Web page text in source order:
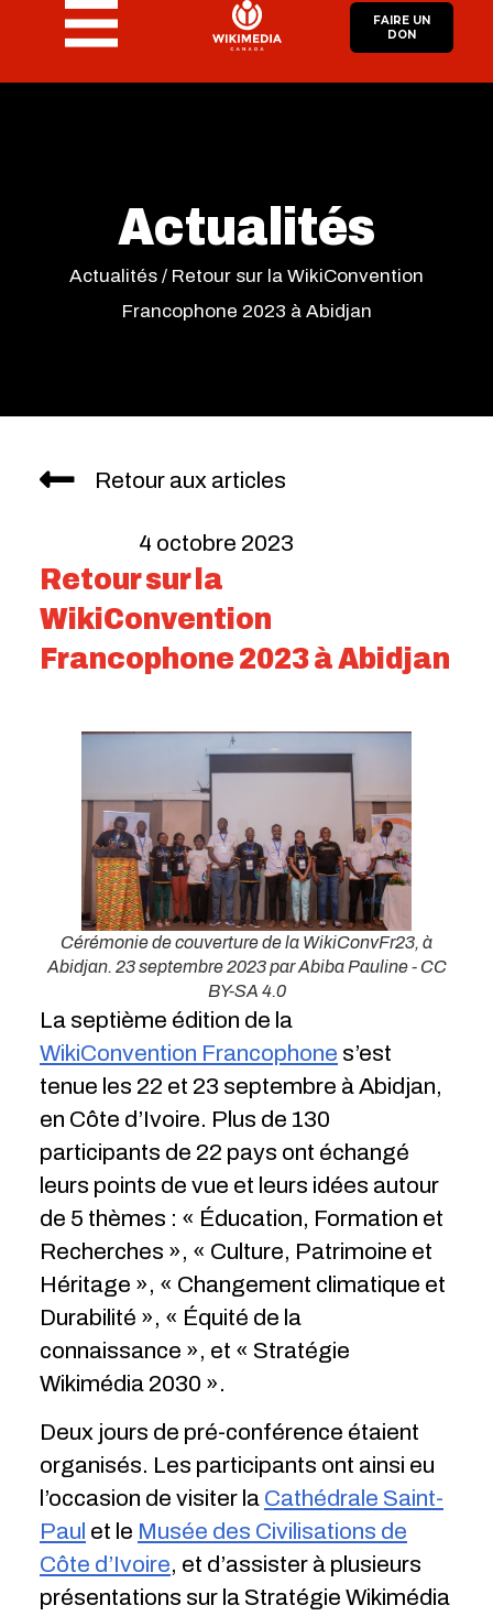
FAIRE UN
DON
Actualités
Actualités / Retour sur la WikiConvention
Francophone 2023 à Abidjan
Retour aux articles
4 octobre 2023
Retour sur la
WikiConvention
Francophone 2023 à Abidjan
Cérémonie de couverture de la WikiConvFr23, à
Abidjan. 23 septembre 2023 par Abiba Pauline - CC
BY-SA 4.0
La septième édition de la
WikiConvention Francophone s’est
tenue les 22 et 23 septembre à Abidjan,
en Côte d’Ivoire. Plus de 130
participants de 22 pays ont échangé
leurs points de vue et leurs idées autour
de 5 thèmes : « Éducation, Formation et
Recherches », « Culture, Patrimoine et
Héritage », « Changement climatique et
Durabilité », « Équité de la
connaissance », et « Stratégie
Wikimédia 2030 ».
Deux jours de pré-conférence étaient
organisés. Les participants ont ainsi eu
l’occasion de visiter la Cathédrale Saint-
Paul et le Musée des Civilisations de
Côte d’Ivoire, et d’assister à plusieurs
présentations sur la Stratégie Wikimédia